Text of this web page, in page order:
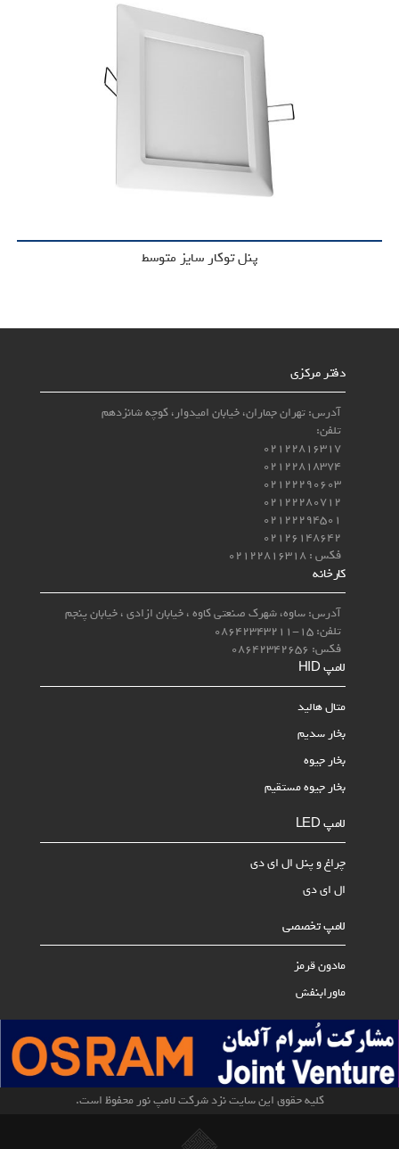
پنل توکار سایز متوسط
دفتر مرکزی
آدرس: تهران جماران، خیابان امیدوار، کوچه شانزدهم
تلفن:
02122816317
02122818374
02122290603
02122280712
02122294501
02126148642
فکس : 02122816318
کارخانه
آدرس: ساوه، شهرک صنعتی کاوه ، خیابان ازادی ، خیابان پنجم
تلفن: 15-08642343211
فکس: 08642342656
لامپ‌ HID
متال هالید
بخار سدیم
بخار جیوه
بخار جیوه مستقیم
لامپ LED
چراغ و پنل ال ای دی
ال ای دی
لامپ تخصصی
مادون قرمز
ماورابنفش
کلیه حقوق این سایت نزد شرکت لامپ نور محفوظ است.